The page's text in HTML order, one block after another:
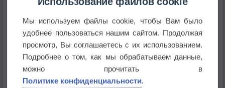
Приложение построит маршрут через тень
Атмосфера начала замерзать
В Приморье обнаружены морские волны тепла
Мы используем файлы cookie, чтобы Вам было
удобнее пользоваться нашим сайтом. Продолжая
просмотр, Вы соглашаетесь с их использованием.
Подробнее о том, как мы обрабатываем данные,
можно прочитать в
Политике конфиденциальности.